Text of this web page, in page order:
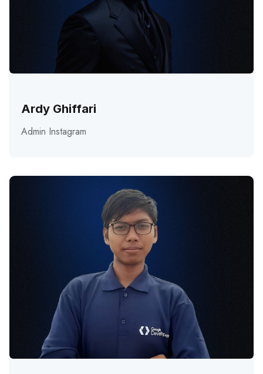
Ardy Ghiffari
Admin Instagram